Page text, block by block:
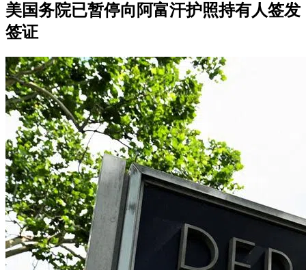
美国务院已暂停向阿富汗护照持有人签发
签证